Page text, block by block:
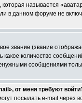
называется
в данном форуме не
звание (звание
какое количество
сообщениями
от меня требуют
посылать e-mail